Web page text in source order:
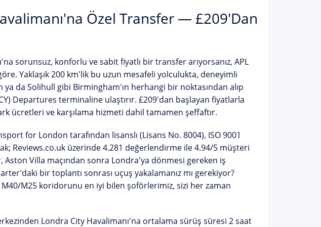
Özel Transfer — £209'dan
sorunsuz, konforlu ve sabit fiyatlı bir transfer arıyorsanız, APL
Yaklaşık 200 km'lik bu uzun mesafeli yolculukta, deneyimli
da Solihull gibi Birmingham'ın herhangi bir noktasından alıp
Departures terminaline ulaştırır. £209'dan başlayan fiyatlarla
ücretleri ve karşılama hizmeti dahil tamamen şeffaftır.
for London tarafından lisanslı (Lisans No. 8004), ISO 9001
Reviews.co.uk üzerinde 4.281 değerlendirme ile4.94/5 müşteri
Aston Villa maçından sonra Londra'ya dönmesi gereken iş
bir toplantı sonrası uçuş yakalamanız mı gerekiyor?
M25 koridorunu en iyi bilen şoförlerimiz, sizi her zaman
Londra City Havalimanı'na ortalama sürüş süresi 2 saat